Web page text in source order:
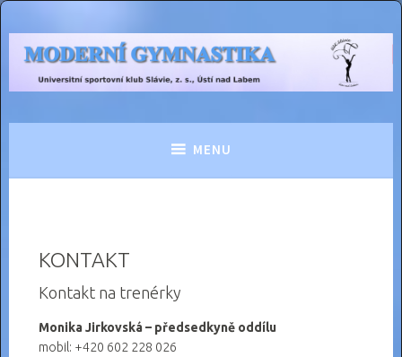
to
content
MODERNÍ GYMNASTIKA
USK Slávie Ústí nad Labem
MENU
KONTAKT
Kontakt na trenérky
Monika Jirkovská – předsedkyně oddílu
mobil: +420 602 228 026